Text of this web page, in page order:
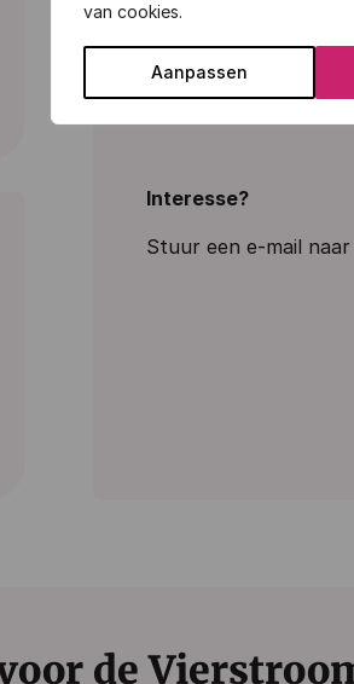
van cookies.
Aanpassen
8 vergaderingen
U kunt denken en
constructief en
Scholingvoor
Interesse?
Stuur een e-mail naar
de